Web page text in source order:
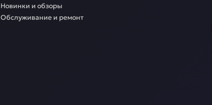
Новинки и обзоры
Обслуживание и ремонт